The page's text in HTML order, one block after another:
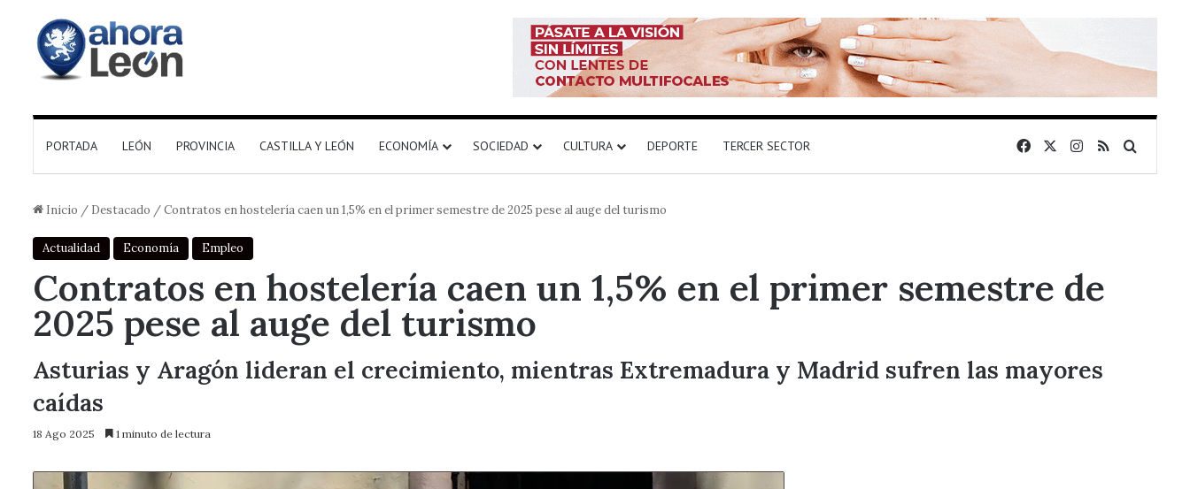
PORTADA LEÓN PROVINCIA CASTILLA Y LEÓN ECONOMÍA SOCIEDAD CULTURA DEPORTE TERCER SECTOR FacebookInstagram
RSS
Inicio / Destacado /Contratos en hostelería caen un 1,5% en el primer semestre de 2025 pese al auge del turismo
Actualidad Economía Empleo
Contratos en hostelería caen un 1,5% en el primer semestre de
2025 pese al auge del turismo
Asturias y Aragón lideran el crecimiento, mientras Extremadura y Madrid sufren las mayores
caídas
18 Ago 2025 1 minuto de lectura